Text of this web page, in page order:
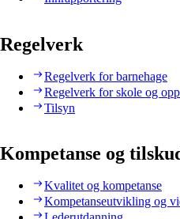
Regelverk
Regelverk for barnehage
Regelverk for skole og
Tilsyn
Kompetanse og
Kvalitet og kompetanse
Kompetanseutvikling og